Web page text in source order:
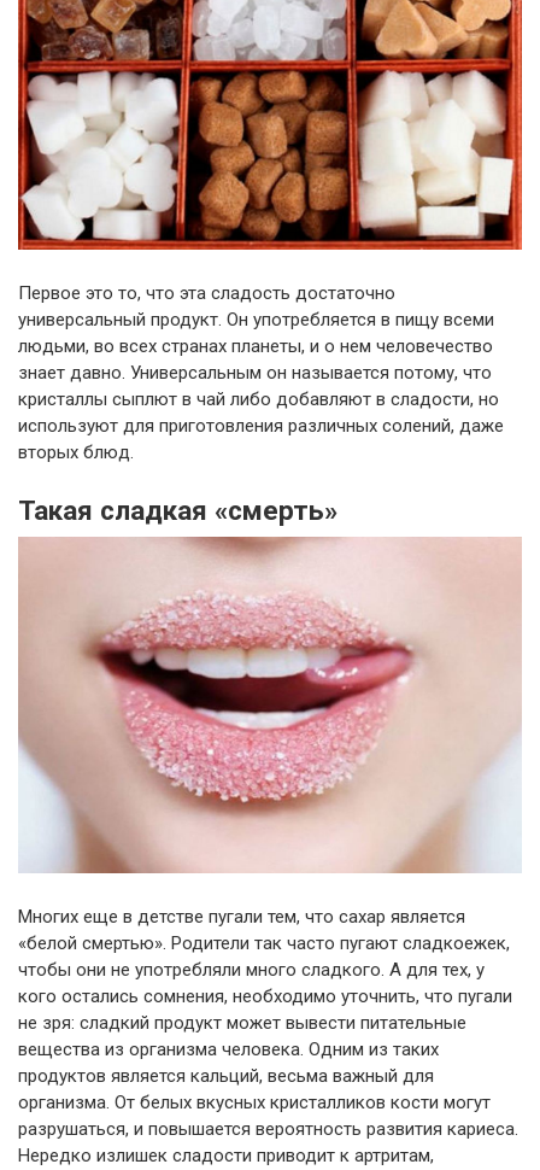
Первое это то, что эта сладость достаточно
универсальный продукт. Он употребляется в пищу всеми
людьми, во всех странах планеты, и о нем человечество
знает давно. Универсальным он называется потому, что
кристаллы сыплют в чай либо добавляют в сладости, но
используют для приготовления различных солений, даже
вторых блюд.
Такая сладкая «смерть»
Многих еще в детстве пугали тем, что сахар является
«белой смертью». Родители так часто пугают сладкоежек,
чтобы они не употребляли много сладкого. А для тех, у
кого остались сомнения, необходимо уточнить, что пугали
не зря: сладкий продукт может вывести питательные
вещества из организма человека. Одним из таких
продуктов является кальций, весьма важный для
организма. От белых вкусных кристалликов кости могут
разрушаться, и повышается вероятность развития кариеса.
Нередко излишек сладости приводит к артритам,